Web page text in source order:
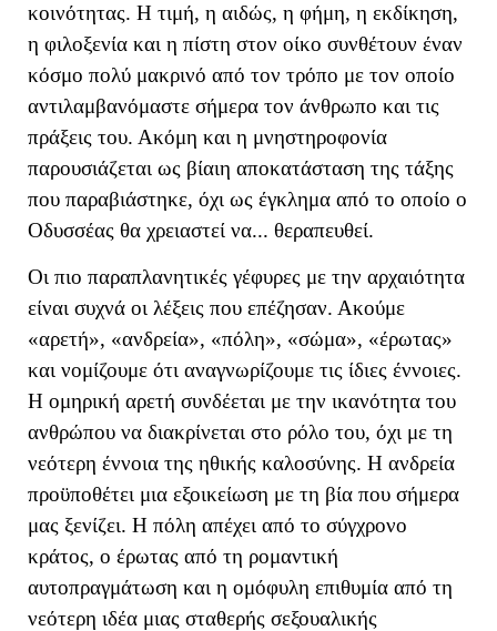
κοινότητας. Η τιμή, η αιδώς, η φήμη, η εκδίκηση,
η φιλοξενία και η πίστη στον οίκο συνθέτουν έναν
κόσμο πολύ μακρινό από τον τρόπο με τον οποίο
αντιλαμβανόμαστε σήμερα τον άνθρωπο και τις
πράξεις του. Ακόμη και η μνηστηροφονία
παρουσιάζεται ως βίαιη αποκατάσταση της τάξης
που παραβιάστηκε, όχι ως έγκλημα από το οποίο ο
Οδυσσέας θα χρειαστεί να... θεραπευθεί.
Οι πιο παραπλανητικές γέφυρες με την αρχαιότητα
είναι συχνά οι λέξεις που επέζησαν. Ακούμε
«αρετή», «ανδρεία», «πόλη», «σώμα», «έρωτας»
και νομίζουμε ότι αναγνωρίζουμε τις ίδιες έννοιες.
Η ομηρική αρετή συνδέεται με την ικανότητα του
ανθρώπου να διακρίνεται στο ρόλο του, όχι με τη
νεότερη έννοια της ηθικής καλοσύνης. Η ανδρεία
προϋποθέτει μια εξοικείωση με τη βία που σήμερα
μας ξενίζει. Η πόλη απέχει από το σύγχρονο
κράτος, ο έρωτας από τη ρομαντική
αυτοπραγμάτωση και η ομόφυλη επιθυμία από τη
νεότερη ιδέα μιας σταθερής σεξουαλικής